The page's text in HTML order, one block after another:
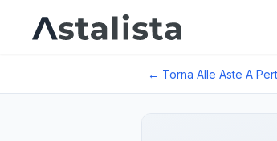
← Torna Alle Aste A